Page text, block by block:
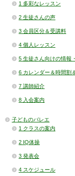
1 多彩なレッスン
2 生徒さんの声
3 会員区分＆受講料
4 個人レッスン
5 生徒さん向けの情報
6 カレンダー＆時間割
7 講師紹介
8 入会案内
子どものバレエ
1 クラスの案内
2 IQ体操
3 発表会
4 スケジュール